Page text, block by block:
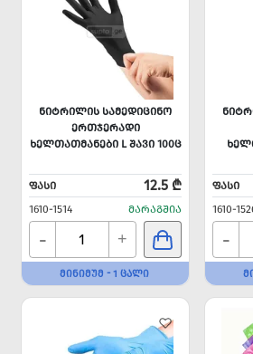
ᲜᲘᲢᲠᲘᲚᲘᲡ ᲡᲐᲛᲔᲓᲘᲪᲘᲜᲝ
ᲔᲠᲗᲯᲔᲠᲐᲓᲘ
ᲮᲔᲚᲗᲐᲗᲛᲐᲜᲔᲑᲘ L ᲨᲐᲕᲘ 100Ც
ᲤᲐᲡᲘ 12.5 ₾
1610-1514 ᲛᲐᲠᲐᲒᲨᲘᲐ
- +
ᲛᲘᲜᲘᲛᲣᲛ - 1 ᲪᲐᲚᲘ
ᲤᲐᲡᲘ
1610-
-